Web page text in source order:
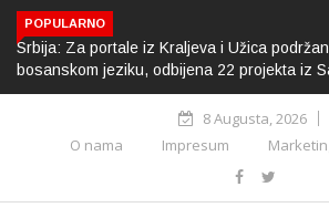
POPULARNO
Srbija: Za portale iz Kraljeva i Užica
bosanskom jeziku, odbijena 22 projekta iz
8 Augusta, 2026
O nama
Impresum